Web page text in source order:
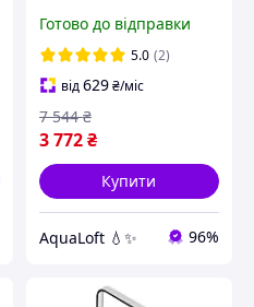
сталі на два відділення
+ змішувач + дозатор +
решітка
Готово до відправки
5.0 (2)
від629₴/міс
3 772₴
7 544 ₴
Купити
AquaLoft 💧✨ 96%